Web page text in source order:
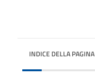
INDICE DELLA PAGINA